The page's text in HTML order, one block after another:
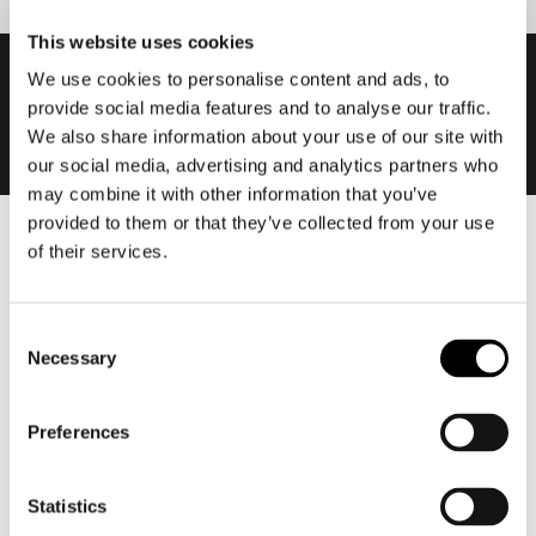
This website uses cookies
We use cookies to personalise content and ads, to
provide social media features and to analyse our traffic.
We also share information about your use of our site with
our social media, advertising and analytics partners who
may combine it with other information that you’ve
provided to them or that they’ve collected from your use
of their services.
Selection
Necessary
Preferences
Statistics
Heren
Motorbroek heren
Motorjeans heren
Motorhelm heren